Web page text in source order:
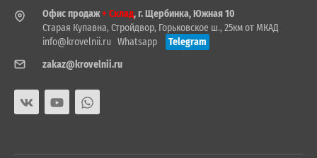
Офис продаж+ Склад, г. Щербинка, Южная 10
Старая Купавна, Стройдвор, Горьковское ш., 25км от МКАД
info@krovelnii.ru Whatsapp
Telegram
zakaz@krovelnii.ru